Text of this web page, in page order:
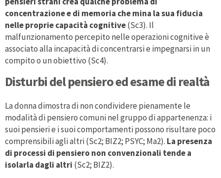
concentrazione e di memoria che mina la sua fiducia
nelle proprie capacità cognitive(Sc3). Il
malfunzionamento percepito nelle operazioni cognitive è
associato alla incapacità di concentrarsi e impegnarsi in un
compito o un obiettivo (Sc4).
Disturbi del pensiero ed esame di realtà
La donna dimostra di non condividere pienamente le
modalità di pensiero comuni nel gruppo di appartenenza: i
suoi pensieri e i suoi comportamenti possono risultare poco
comprensibili agli altri (Sc2; BIZ2; PSYC; Ma2). La presenza
di processi di pensiero non convenzionali tende a
isolarla dagli altri (Sc2; BIZ2).